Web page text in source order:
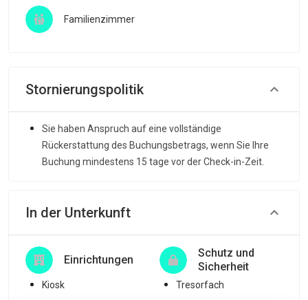
Familienzimmer
Stornierungspolitik
Sie haben Anspruch auf eine vollständige
Rückerstattung des Buchungsbetrags, wenn Sie Ihre
Buchung mindestens 15 tage vor der Check-in-Zeit.
In der Unterkunft
Einrichtungen
Kiosk
Schutz und
Sicherheit
Tresorfach